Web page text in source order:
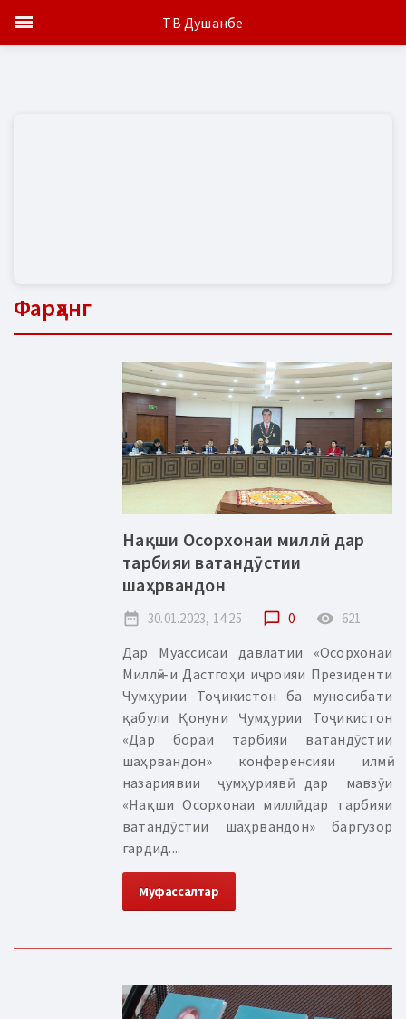
Фарҳанг
Нақши Осорхонаи миллӣ дар
тарбияи ватандӯстии
шаҳрвандон
date_range 30.01.2023, 14:25 chat_bubble_outline 0 remove_red_eye 621
Дар Муассисаи давлатии «Осорхонаи
Миллӣ»-и Дастгоҳи иҷроияи Президенти
Чумҳурии Тоҷикистон ба муносибати
қабули Қонуни Ҷумҳурии Тоҷикистон
«Дар бораи тарбияи ватандӯстии
шаҳрвандон» конференсияи илмӣ-
назариявии ҷумҳуриявӣ дар мавзӯи
«Нақши Осорхонаи миллӣ дар тарбияи
ватандӯстии шаҳрвандон» баргузор
гардид....
Муфассалтар
ТВ Душанбе